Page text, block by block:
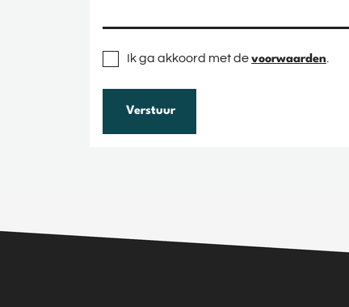
Ik ga akkoord met de voorwaarden
Verstuur